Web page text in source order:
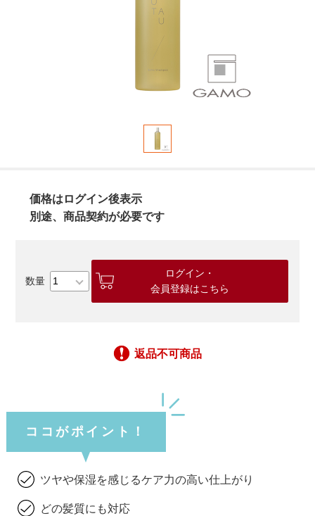
価格はログイン後表示
別途、商品契約が必要です
ログイン・
会員登録はこちら
返品不可商品
ココがポイント！
ツヤや保湿を感じるケア力の高い仕上がり
どの髪質にも対応